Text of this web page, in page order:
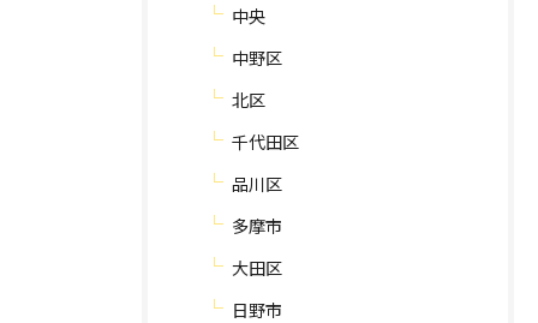
中央
中野区
北区
千代田区
品川区
多摩市
大田区
日野市